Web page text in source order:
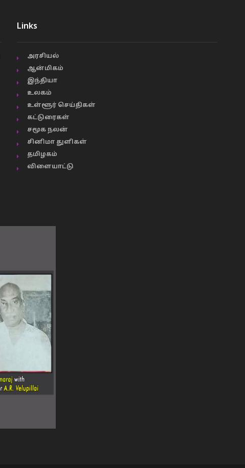
Links
அரசியல்
ஆன்மிகம்
இந்தியா
உலகம்
உள்ளூர் செய்திகள்
கட்டுரைகள்
சமூக நலன்
சினிமா துளிகள்
தமிழகம்
விளையாட்டு